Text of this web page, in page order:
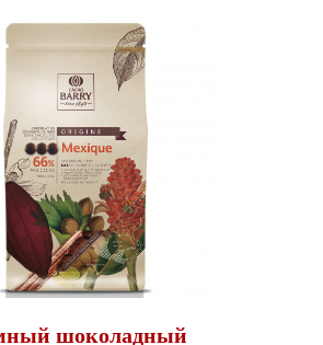
шоколадный